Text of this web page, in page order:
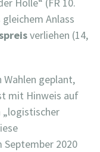
Anlass
verliehen (14,
Wahlen geplant,
mit Hinweis auf
„logistischer
September 2020